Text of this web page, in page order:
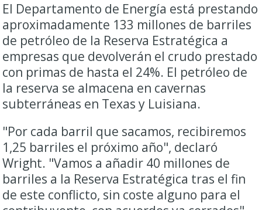
El Departamento de Energía está prestando
aproximadamente 133 millones de barriles
de petróleo de la Reserva Estratégica a
empresas que devolverán el crudo prestado
con primas de hasta el 24%. El petróleo de
la reserva se almacena en cavernas
subterráneas en Texas y Luisiana.
"Por cada barril que sacamos, recibiremos
1,25 barriles el próximo año", declaró
Wright. "Vamos a añadir 40 millones de
barriles a la Reserva Estratégica tras el fin
de este conflicto, sin coste alguno para el